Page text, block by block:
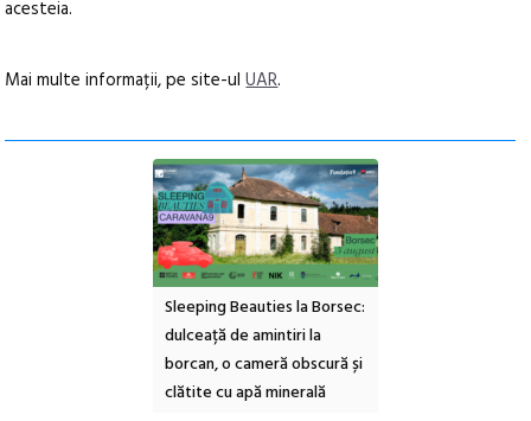
acesteia.
Mai multe informații, pe site-ulUAR.
Sleeping Beauties la Borsec:
dulceață de amintiri la
borcan, o cameră obscură și
clătite cu apă minerală